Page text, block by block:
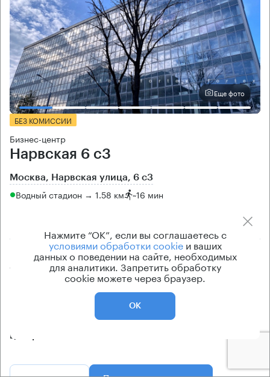
Еще фото
БЕЗ КОМИССИИ
Бизнес-центр
Нарвская 6 с3
Москва, Нарвская улица, 6 с3
Водный стадион → 1.58 км ~16 мин
Площади
6400 кв.м
Цена продажи
по запросу
Тип здания
Бизнес-центр
центральное
Нажмите “ОК”, если вы соглашаетесь с
условиями обработки cookieи ваших
данных о поведении на сайте, необходимых
для аналитики. Запретить обработку
cookie можете через браузер.
ОК